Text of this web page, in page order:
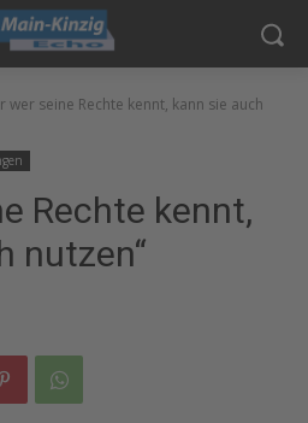
wer seine Rechte kennt, kann sie auch
Rechte kennt,
nutzen“